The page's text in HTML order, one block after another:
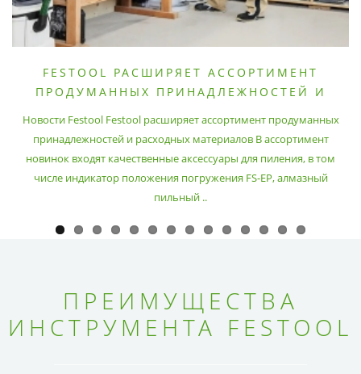
FESTOOL РАСШИРЯЕТ АССОРТИМЕНТ
ПРОДУМАННЫХ ПРИНАДЛЕЖНОСТЕЙ И
Новости Festool Festool расширяет ассортимент продуманных
принадлежностей и расходных материалов В ассортимент
новинок входят качественные аксессуары для пиления, в том
числе индикатор положения погружения FS-EP, алмазный
пильный ..
ПРЕИМУЩЕСТВА
ИНСТРУМЕНТА FESTOOL